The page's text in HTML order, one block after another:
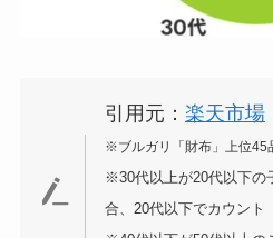
引用元：楽天市場
※ブルガリ「財布」上位45
※30代以上が20代以下の
合、20代以下でカウント